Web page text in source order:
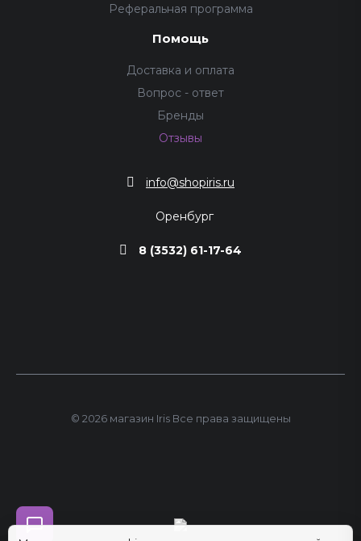
Реферальная программа
Помощь
Доставка и оплата
Вопрос - ответ
Бренды
Отзывы
info@shopiris.ru
Оренбург
8 (3532) 61-17-64
© 2026 магазин Iris Все права защищены